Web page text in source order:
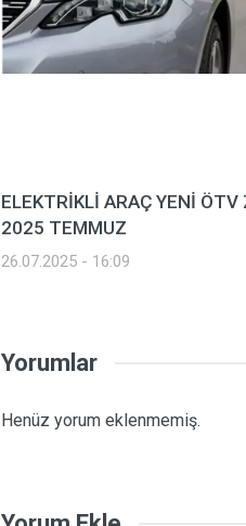
ELEKTRİKLİ ARAÇ YENİ
2025 TEMMUZ
26.07.2025 - 16:09
Yorumlar
Henüz yorum eklenmemiş.